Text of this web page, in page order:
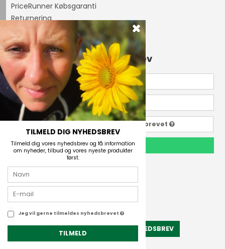
PriceRunner Købsgaranti
Returnering
Über uns
Tilmeld dig vores nyhedsbrev
Jeg vil gerne tilmeldes nyhedsbrevet
TILMELD
Outdoor i Centrum
Perlegade 44
6400 Sønderborg, Danmark
(+45) 74 43 53 55
TILMELD DIG NYHEDSBREV
Tilmeld dig vores nyhedsbrev og få information
om nyheder, tilbud og vores nyeste produkter
først.
Jeg vil gerne tilmeldes nyhedsbrevet
TILMELD
TILMELD NYHEDSBREV